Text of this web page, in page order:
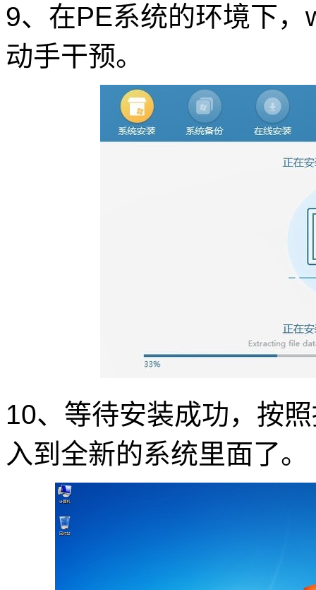
9、在PE系统的环境下
动手干预。
10、等待安装成功，按
入到全新的系统里面了。